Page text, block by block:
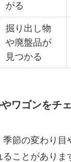
がる
掘り出し物
や廃盤品が
見つかる
ワゴンをチ
節の変わり目
ることがありま